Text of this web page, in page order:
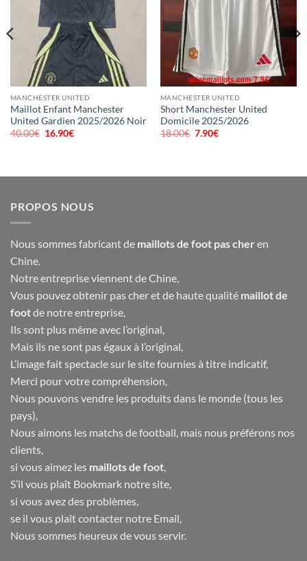
MANCHESTER UNITED
Maillot Enfant Manchester
United Gardien 2025/2026 Noir
40.00€ Le
16.90€Le
MANCHESTER UNITED
Short Manchester United
Domicile 2025/2026
18.00€ Le
7.90€Le
PROPOS NOUS
Nous sommes fabricant de maillots de foot pas cher en
Chine.
Notre entreprise viennent de Chine,
Vous pouvez obtenir pas cher et de haute qualité maillot de
footde notre entreprise,
Ils sont plus même avec l’original,
Mais ils ne sont pas égaux à l’original,
L’image fait spectacle sur le site fournies à titre indicatif,
Merci pour votre compréhension,
Nous pouvons vendre les produits dans le monde (tous les
pays),
Nous aimons les matchs de football, mais nous préférons nos
clients,
si vous aimez les maillots de foot,
S’il vous plaît Bookmark notre site,
si vous avez des problèmes,
se il vous plaît contacter notre Email,
Nous sommes heureux de vous servir.